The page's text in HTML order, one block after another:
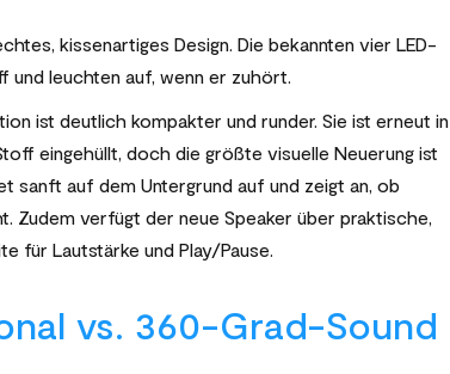
kissenartiges Design. Die bekannten vier LED-
und leuchten auf, wenn er zuhört.
ist deutlich kompakter und runder. Sie ist erneut in
eingehüllt, doch die größte visuelle Neuerung ist
sanft auf dem Untergrund auf und zeigt an, ob
Zudem verfügt der neue Speaker über praktische,
für Lautstärke und Play/Pause.
vs. 360-Grad-Sound